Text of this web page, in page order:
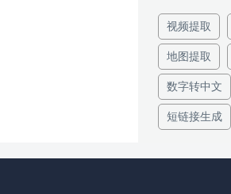
视频提取
地图提取
数字转中文
短链接生成